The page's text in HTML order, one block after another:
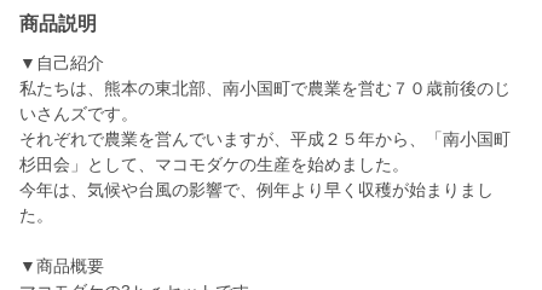
商品説明
▼自己紹介
私たちは、熊本の東北部、南小国町で農業を営む７０歳前後のじ
いさんズです。
それぞれで農業を営んでいますが、平成２５年から、「南小国町
杉田会」として、マコモダケの生産を始めました。
今年は、気候や台風の影響で、例年より早く収穫が始まりまし
た。
▼商品概要